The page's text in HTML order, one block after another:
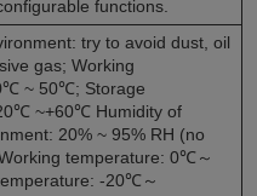
functions.
try to avoid dust, oil
gas; Working
~ 50℃; Storage
~+60℃ Humidity of
20% ~ 95% RH (no
temperature: 0℃～
-20℃～